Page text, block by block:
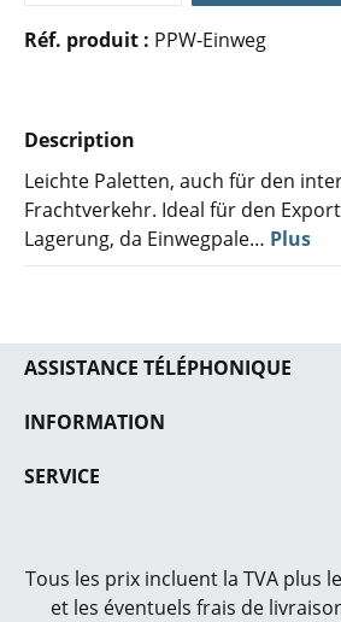
Réf. produit : PPW-Einweg
Description
Leichte Paletten, auch für den
Frachtverkehr. Ideal für den
Lagerung, da Einwegpale… Plus
ASSISTANCE TÉLÉPHONIQUE
INFORMATION
SERVICE
Tous les prix incluent la TVA plus
et les éventuels frais de